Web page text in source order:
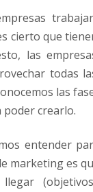
cierto que
las
todas
las
poder crearlo.
entender
marketing es